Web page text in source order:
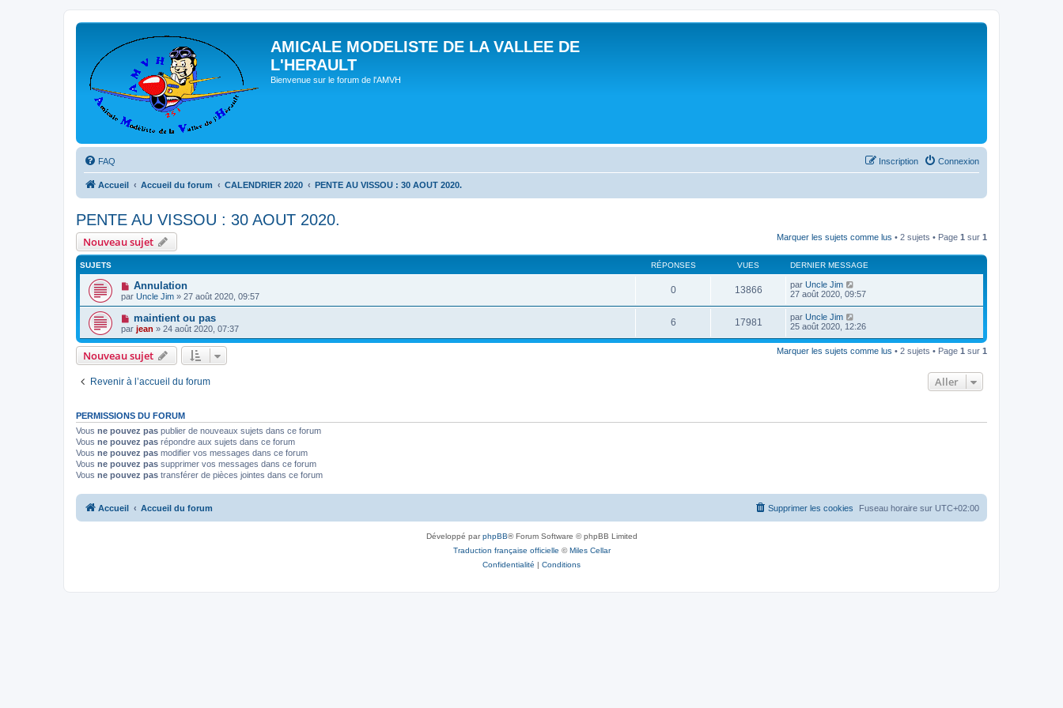
AMICALE MODELISTE DE LA VALLEE DE
L'HERAULT
Bienvenue sur le forum de l'AMVH
FAQ Connexion
Inscription
Accueil Accueil du forum CALENDRIER 2020 PENTE AU VISSOU : 30 AOUT 2020.
PENTE AU VISSOU : 30 AOUT 2020.
Nouveau sujet Marquer les sujets comme lus • 2 sujets • Page 1 sur 1
SUJETS RÉPONSES VUES DERNIER MESSAGE
Annulation
par Uncle Jim » 27 août 2020, 09:57
0 13866 par Uncle Jim
27 août 2020, 09:57
maintient ou pas
par jean » 24 août 2020, 07:37
6 17981 par Uncle Jim
25 août 2020, 12:26
Nouveau sujet Marquer les sujets comme lus • 2 sujets • Page 1 sur 1
Revenir à l’accueil du forum Aller
PERMISSIONS DU FORUM
Vous ne pouvez pas publier de nouveaux sujets dans ce forum
Vous ne pouvez pas répondre aux sujets dans ce forum
Vous ne pouvez pas modifier vos messages dans ce forum
Vous ne pouvez pas supprimer vos messages dans ce forum
Vous ne pouvez pas transférer de pièces jointes dans ce forum
Accueil Accueil du forum Fuseau horaire sur UTC+02:00
Supprimer les cookies
Développé parphpBB® Forum Software © phpBB Limited
Traduction française officielle ©Miles Cellar
Confidentialité | Conditions